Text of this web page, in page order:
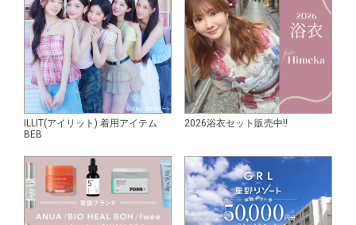
ILLIT(アイリット) 着用アイテム
BEB
2026浴衣セット販売中!!